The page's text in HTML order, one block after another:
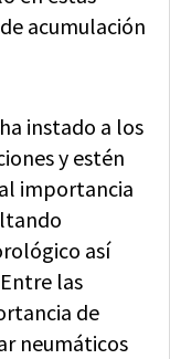
acumulación
instado a los
y estén
importancia
así
las
de
neumáticos